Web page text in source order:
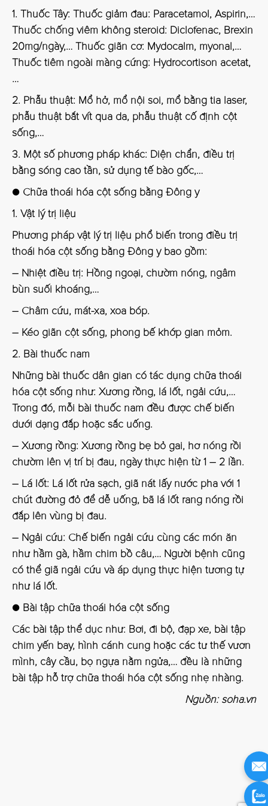
1. Thuốc Tây: Thuốc giảm đau: Paracetamol, Aspirin,…
Thuốc chống viêm không steroid: Diclofenac, Brexin
20mg/ngày,… Thuốc giãn cơ: Mydocalm, myonal,…
Thuốc tiêm ngoài màng cứng: Hydrocortison acetat,
…
2. Phẫu thuật: Mổ hở, mổ nội soi, mổ bằng tia laser,
phẫu thuật bắt vít qua da, phẫu thuật cố định cột
sống,…
3. Một số phương pháp khác: Diện chẩn, điều trị
bằng sóng cao tần, sử dụng tế bào gốc,…
● Chữa thoái hóa cột sống bằng Đông y
1. Vật lý trị liệu
Phương pháp vật lý trị liệu phổ biến trong điều trị
thoái hóa cột sống bằng Đông y bao gồm:
– Nhiệt điều trị: Hồng ngoại, chườm nóng, ngâm
bùn suối khoáng,…
– Châm cứu, mát-xa, xoa bóp.
– Kéo giãn cột sống, phong bế khớp gian mỏm.
2. Bài thuốc nam
Những bài thuốc dân gian có tác dụng chữa thoái
hóa cột sống như: Xương rồng, lá lốt, ngải cứu,…
Trong đó, mỗi bài thuốc nam đều được chế biến
dưới dạng đắp hoặc sắc uống.
– Xương rồng: Xương rồng bẹ bỏ gai, hơ nóng rồi
chườm lên vị trí bị đau, ngày thực hiện từ 1 – 2 lần.
– Lá lốt: Lá lốt rửa sạch, giã nát lấy nước pha với 1
chút đường đỏ để dễ uống, bã lá lốt rang nóng rồi
đắp lên vùng bị đau.
– Ngải cứu: Chế biến ngải cứu cùng các món ăn
như hầm gà, hầm chim bồ câu,… Người bệnh cũng
có thể giã ngải cứu và áp dụng thực hiện tương tự
như lá lốt.
● Bài tập chữa thoái hóa cột sống
Các bài tập thể dục như: Bơi, đi bộ, đạp xe, bài tập
chim yến bay, hình cánh cung hoặc các tư thế vươn
mình, cây cầu, bọ ngựa nằm ngửa,… đều là những
bài tập hỗ trợ chữa thoái hóa cột sống nhẹ nhàng.
Nguồn: soha.vn